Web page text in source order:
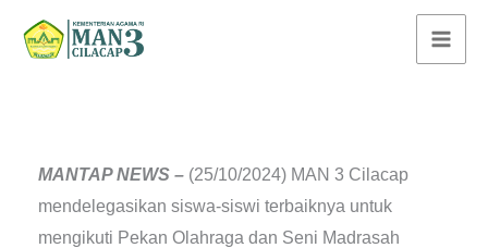
MANTAP NEWS –(25/10/2024) MAN 3 Cilacap
mendelegasikan siswa-siswi terbaiknya untuk
mengikuti Pekan Olahraga dan Seni Madrasah